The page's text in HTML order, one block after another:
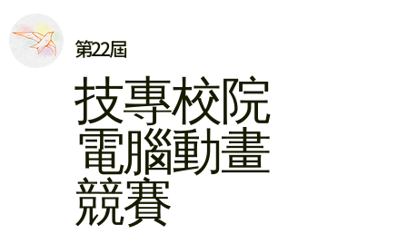
第22屆
​技專校院
電腦動畫
競賽